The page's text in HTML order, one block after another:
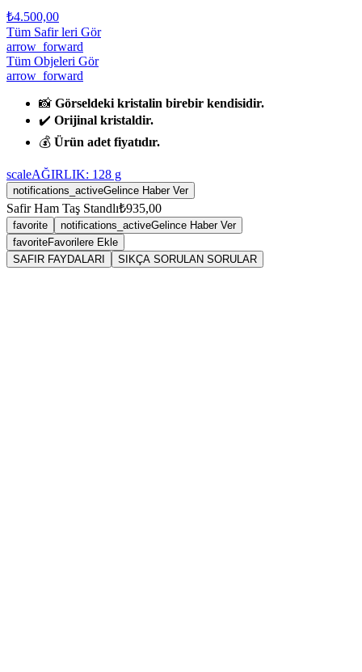
₺4.500,00
Tüm Safir leri Gör
arrow_forward
Tüm Objeleri Gör
arrow_forward
📸 Görseldeki kristalin birebir kendisidir.
✔️ Orijinal kristaldir.
💰 Ürün adet fiyatıdır.
scaleAĞIRLIK: 128 g
notifications_activeGelince Haber Ver
Safir Ham Taş Standlı₺935,00
favorite notifications_activeGelince Haber Ver
favoriteFavorilere Ekle
SAFIR FAYDALARI
SIKÇA SORULAN SORULAR